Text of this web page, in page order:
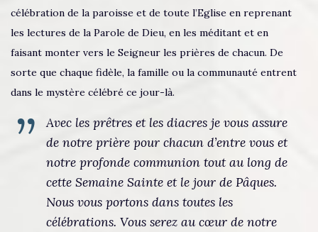
célébration de la paroisse et de toute l’Eglise en reprenant
les lectures de la Parole de Dieu, en les méditant et en
faisant monter vers le Seigneur les prières de chacun. De
sorte que chaque fidèle, la famille ou la communauté entrent
dans le mystère célébré ce jour-là.
Avec les prêtres et les diacres je vous assure
de notre prière pour chacun d’entre vous et
notre profonde communion tout au long de
cette Semaine Sainte et le jour de Pâques.
Nous vous portons dans toutes les
célébrations. Vous serez au cœur de notre